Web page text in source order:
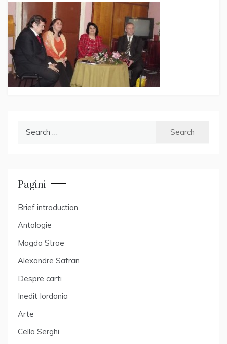
Pagini
Brief introduction
Antologie
Magda Stroe
Alexandre Safran
Despre carti
Inedit Iordania
Arte
Cella Serghi